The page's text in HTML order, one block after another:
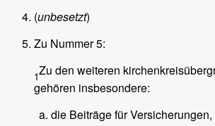
(unbesetzt)
Zu Nummer 5:
1Zu den weiteren
gehören insbesondere:
die Beiträge für Versicherungen,